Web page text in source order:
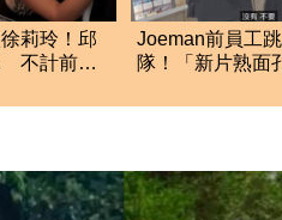
莉玲！邱
不計前嫌
Joeman前員工
隊！「新片熟面